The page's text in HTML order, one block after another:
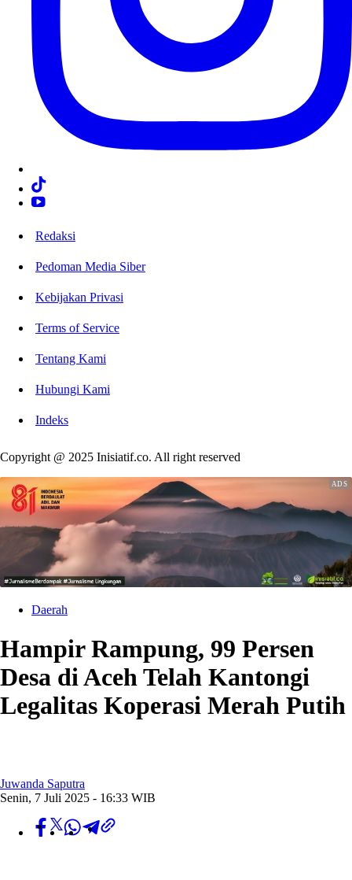
Redaksi
Pedoman Media Siber
Kebijakan Privasi
Terms of Service
Tentang Kami
Hubungi Kami
Indeks
Copyright @ 2025 Inisiatif.co. All right reserved
Daerah
Hampir Rampung, 99 Persen
Desa di Aceh Telah Kantongi
Legalitas Koperasi Merah Putih
Juwanda Saputra
Senin, 7 Juli 2025 - 16:33 WIB